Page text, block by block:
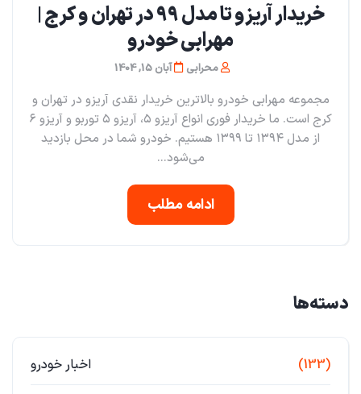
خریدار آریزو تا مدل ۹۹ در تهران و کرج |
مهرابی خودرو
محرابی آبان 15, 1404
مجموعه مهرابی خودرو بالاترین خریدار نقدی آریزو در تهران و
کرج است. ما خریدار فوری انواع آریزو ۵، آریزو ۵ توربو و آریزو ۶
از مدل ۱۳۹۴ تا ۱۳۹۹ هستیم. خودرو شما در محل بازدید
می‌شود...
ادامه مطلب
دسته‌ها
اخبار خودرو (133)